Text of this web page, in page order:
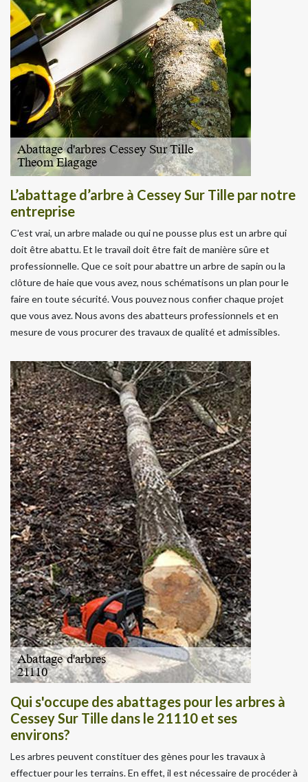
L’abattage d’arbre à Cessey Sur Tille par notre
entreprise
C'est vrai, un arbre malade ou qui ne pousse plus est un arbre qui
doit être abattu. Et le travail doit être fait de manière sûre et
professionnelle. Que ce soit pour abattre un arbre de sapin ou la
clôture de haie que vous avez, nous schématisons un plan pour le
faire en toute sécurité. Vous pouvez nous confier chaque projet
que vous avez. Nous avons des abatteurs professionnels et en
mesure de vous procurer des travaux de qualité et admissibles.
Qui s'occupe des abattages pour les arbres à
Cessey Sur Tille dans le 21110 et ses
environs?
Les arbres peuvent constituer des gènes pour les travaux à
effectuer pour les terrains. En effet, il est nécessaire de procéder à